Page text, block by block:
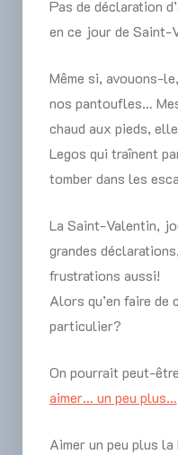
Pas de déclaration
en ce jour de Saint-
Même si, avouons-
nos pantoufles…
chaud aux pieds,
Legos qui traînent
tomber dans les
La Saint-Valentin,
grandes
frustrations aussi!
Alors qu’en faire
particulier?
On pourrait peut-
aimer… un peu plus…
Aimer un peu plus